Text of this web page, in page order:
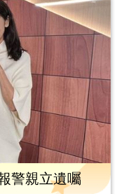
警親立遺囑